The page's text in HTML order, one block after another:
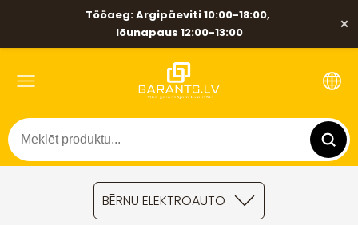
Tööaeg: Argipäeviti 10:00-18:00,
lõunapaus 12:00-13:00
×
BĒRNU ELEKTROAUTO